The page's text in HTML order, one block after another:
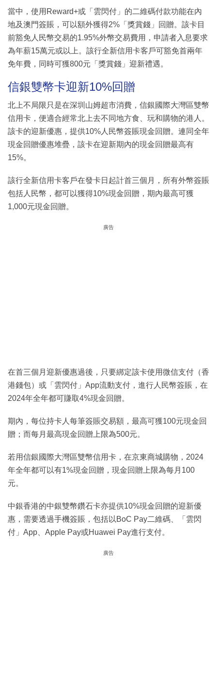
當中，使用Reward+或「雲閃付」的二維碼付款功能在內
地及澳門簽賬，可以額外獲得2%「獎賞錢」回贈。該卡目
前豁免人民幣交易的1.95%外幣交易費用，申請者入息要求
為年薪15萬元或以上。該行全新信用卡客戶可豁免首兩年
免年費，同時可獲800元「獎賞錢」迎新禮遇。
信銀雙幣卡迎新10%回贈
北上不局限只是在深圳山姆超市消費，信銀國際大灣區雙幣
信用卡，便適合經常北上去不同地方食、玩和購物的港人。
該卡的迎新優惠，提供10%人民幣簽賬現金回贈。連同全年
現金回贈優惠堆疊，該卡在迎新期內的現金回贈最高有
15%。
該行全新信用卡客戶在發卡日起計首三個月，所有外幣簽賬
包括人民幣，都可以獲得10%現金回贈，期內最高可獲
1,000元現金回贈。
廣告
在首三個月迎新優惠過後，只要綁定該卡使用微信支付（香
港錢包）或「雲閃付」App流動支付，進行人民幣簽賬，在
2024年全年都可賺取4%現金回贈。
期內，每位持卡人每筆簽賬交易額，最高可獲100元現金回
贈；而每月最高現金回贈上限為500元。
若用信銀國際大灣區雙幣信用卡，在京東商城購物，2024
年全年都可以有1%現金回贈，現金回贈上限為每月100
元。
中銀香港的中銀雙幣鑽石卡亦提供10%現金回贈的迎新優
惠，需要透過手機簽賬，包括以BoC Pay二維碼、「雲閃
付」App、Apple Pay或Huawei Pay進行支付。
廣告